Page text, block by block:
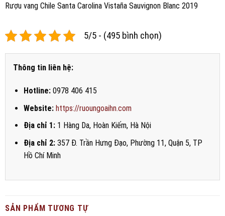
Rượu vang Chile Santa Carolina Vistaña Sauvignon Blanc 2019
5/5 - (495 bình chọn)
Thông tin liên hệ:
Hotline:0978 406 415
Website: https://ruoungoaihn.com
Địa chỉ 1:1 Hàng Da, Hoàn Kiếm, Hà Nội
Địa chỉ 2:357 Đ. Trần Hưng Đạo, Phường 11, Quận 5, TP
Hồ Chí Minh
SẢN PHẨM TƯƠNG TỰ